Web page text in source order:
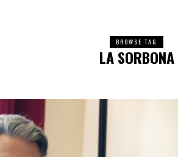
BROWSE TAG
LA SORBONA